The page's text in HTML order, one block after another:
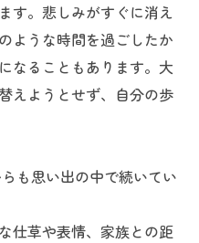
す。悲しみがすぐに消え
ような時間を過ごしたか
なることもあります。大
えようとせず、自分の歩
も思い出の中で続いてい
仕草や表情、家族との距